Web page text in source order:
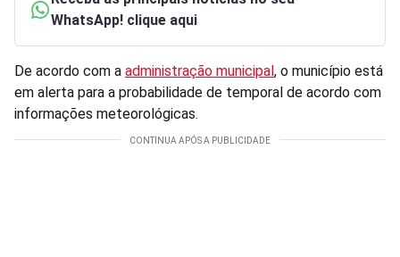
WhatsApp! clique aqui
De acordo com a administração municipal, o município está
em alerta para a probabilidade de temporal de acordo com
informações meteorológicas.